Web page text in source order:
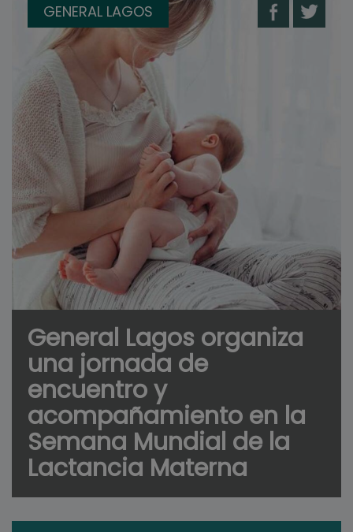
GENERAL LAGOS
General Lagos organiza
una jornada de
encuentro y
acompañamiento en la
Semana Mundial de la
Lactancia Materna